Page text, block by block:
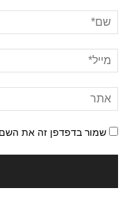
שמור בדפדפן זה את